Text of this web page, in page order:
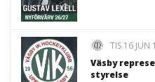
TIS 16 JUN
Väsby
styrelse